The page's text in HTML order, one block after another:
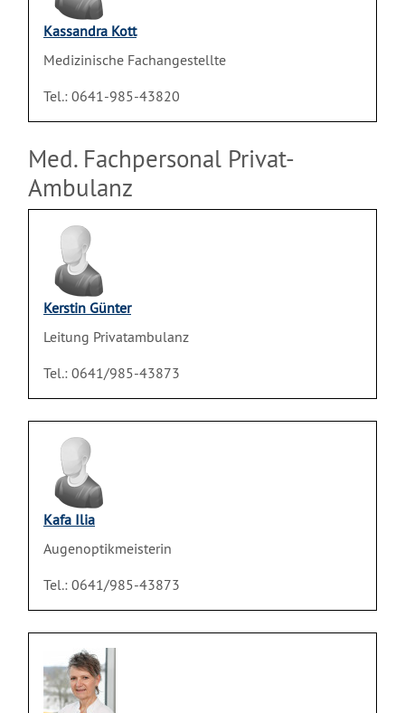
Kassandra Kott
Medizinische Fachangestellte
Tel.: 0641-985-43820
Med. Fachpersonal Privat-
Ambulanz
Kerstin Günter
Leitung Privatambulanz
Tel.: 0641/985-43873
Kafa Ilia
Augenoptikmeisterin
Tel.: 0641/985-43873